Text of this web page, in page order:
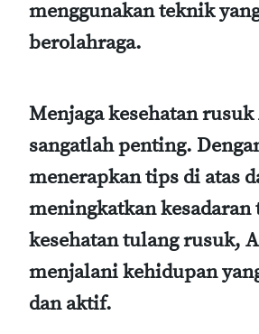
menggunakan teknik
berolahraga.
Menjaga kesehatan rusuk
sangatlah penting.
menerapkan tips di atas
meningkatkan kesadaran
kesehatan tulang rusuk,
menjalani kehidupan
dan aktif.